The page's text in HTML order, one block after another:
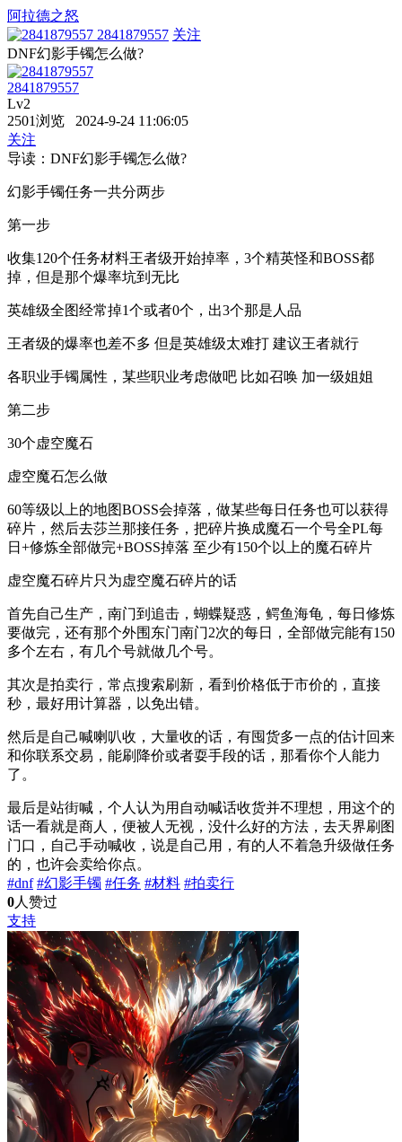
阿拉德之怒
2841879557 关注
DNF幻影手镯怎么做?
2841879557
Lv2
2501浏览 2024-9-24 11:06:05
关注
导读：DNF幻影手镯怎么做?
幻影手镯任务一共分两步
第一步
收集120个任务材料王者级开始掉率，3个精英怪和BOSS都
掉，但是那个爆率坑到无比
英雄级全图经常掉1个或者0个，出3个那是人品
王者级的爆率也差不多 但是英雄级太难打 建议王者就行
各职业手镯属性，某些职业考虑做吧 比如召唤 加一级姐姐
第二步
30个虚空魔石
虚空魔石怎么做
60等级以上的地图BOSS会掉落，做某些每日任务也可以获得
碎片，然后去莎兰那接任务，把碎片换成魔石一个号全PL每
日+修炼全部做完+BOSS掉落 至少有150个以上的魔石碎片
虚空魔石碎片只为虚空魔石碎片的话
首先自己生产，南门到追击，蝴蝶疑惑，鳄鱼海龟，每日修炼
要做完，还有那个外围东门南门2次的每日，全部做完能有150
多个左右，有几个号就做几个号。
其次是拍卖行，常点搜索刷新，看到价格低于市价的，直接
秒，最好用计算器，以免出错。
然后是自己喊喇叭收，大量收的话，有囤货多一点的估计回来
和你联系交易，能刷降价或者耍手段的话，那看你个人能力
了。
最后是站街喊，个人认为用自动喊话收货并不理想，用这个的
话一看就是商人，便被人无视，没什么好的方法，去天界刷图
门口，自己手动喊收，说是自己用，有的人不着急升级做任务
的，也许会卖给你点。
#dnf #幻影手镯 #任务 #材料 #拍卖行
0人赞过
支持